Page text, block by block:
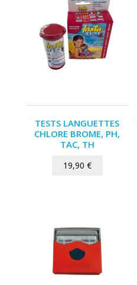
TESTS LANGUETTES
CHLORE BROME, PH,
TAC, TH
19,90 €